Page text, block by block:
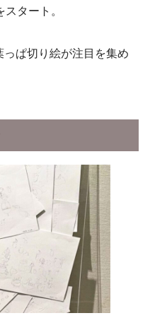
タート。
ぱ切り絵が注目を集め